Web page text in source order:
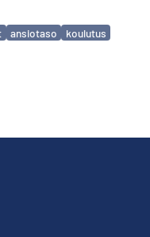
ansiotaso
koulutus